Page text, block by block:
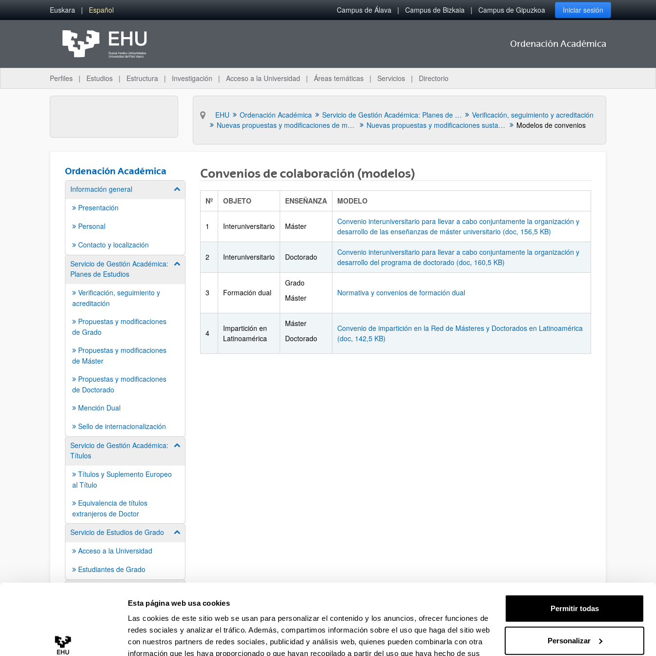
Esta página web usa cookies
Las cookies de este sitio web se usan para personalizar el contenido y los anuncios, ofrecer funciones de
redes sociales y analizar el tráfico. Además, compartimos información sobre el uso que haga del sitio web
con nuestros partners de redes sociales, publicidad y análisis web, quienes pueden combinarla con otra
información que les haya proporcionado o que hayan recopilado a partir del uso que haya hecho de sus
Permitir todas
Personalizar
Saltar al contenido principal
Euskara Español Campus de Álava Campus de Bizkaia Campus de Gipuzkoa Iniciar sesión
Ordenación Académica
Perfiles Estudios Estructura Investigación Acceso a la Universidad Áreas temáticas Servicios Directorio
EHU Ordenación Académica Servicio de Gestión Académica: Planes de Estudios
Verificación, seguimiento y acreditación
Nuevas propuestas y modificaciones de másteres
Nuevas propuestas y modificaciones sustanciales (Ministerio) Modelos de convenios
Ordenación Académica
Información general Mostrar/ocultar subpáginas
Presentación
Personal
Contacto y localización
Servicio de Gestión Académica:
Planes de Estudios
Mostrar/ocultar subpáginas
Verificación, seguimiento y
acreditación
Propuestas y modificaciones
de Grado
Propuestas y modificaciones
de Máster
Propuestas y modificaciones
de Doctorado
Mención Dual
Sello de internacionalización
Servicio de Gestión Académica:
Títulos
Mostrar/ocultar subpáginas
Títulos y Suplemento Europeo
al Título
Equivalencia de títulos
extranjeros de Doctor
Servicio de Estudios de Grado
Mostrar/ocultar subpáginas
Acceso a la Universidad
Estudiantes de Grado
Convenios de colaboración (modelos)
Nº OBJETO ENSEÑANZA MODELO
1 Interuniversitario Máster
Convenio interuniversitario para llevar a cabo conjuntamente la organización y
desarrollo de las enseñanzas de máster universitario (doc, 156,5 KB)
2 Interuniversitario Doctorado
Convenio interuniversitario para llevar a cabo conjuntamente la organización y
desarrollo del programa de doctorado (doc, 160,5 KB)
3 Formación dual
Grado
Máster
Normativa y convenios de formación dual
4
Impartición en
Latinoamérica
Máster
Doctorado
Convenio de impartición en la Red de Másteres y Doctorados en Latinoamérica
(doc, 142,5 KB)